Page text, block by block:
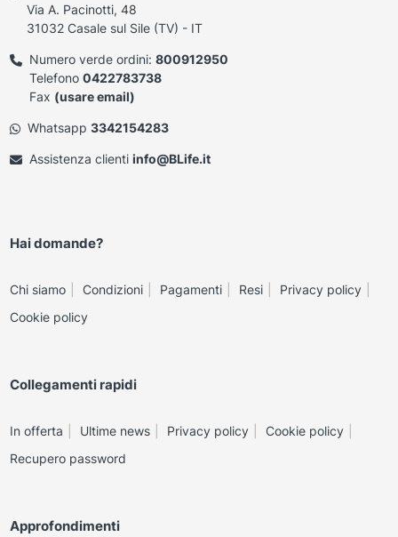
Via A. Pacinotti, 48
31032 Casale sul Sile (TV) - IT
Numero verde ordini: 800912950
Telefono 0422783738
Fax (usare email)
Whatsapp 3342154283
Assistenza clienti info@BLife.it
Hai domande?
Chi siamo Condizioni Pagamenti Resi
Privacy policy
Cookie policy
Collegamenti rapidi
In offerta Ultime news Privacy policy
Cookie policy
Recupero password
Approfondimenti